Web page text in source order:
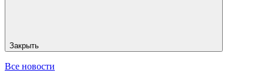
Закрыть
Все новости